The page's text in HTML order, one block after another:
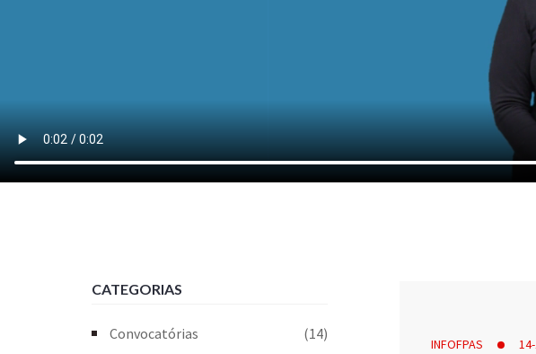
INFOFPAS
CATEGORIAS
Convocatórias
(14)